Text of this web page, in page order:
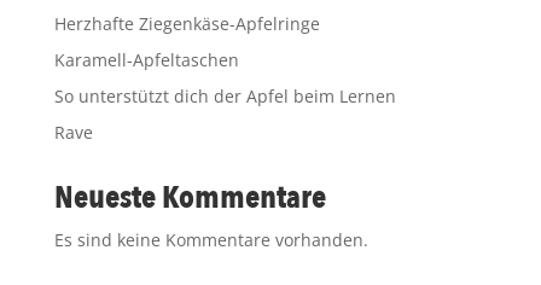
Herzhafte Ziegenkäse-Apfelringe
Karamell-Apfeltaschen
So unterstützt dich der Apfel beim Lernen
Rave
Neueste Kommentare
Es sind keine Kommentare vorhanden.